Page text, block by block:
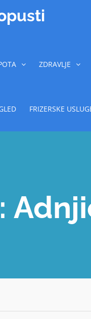
ZDRAVLJE
FRIZERSKE